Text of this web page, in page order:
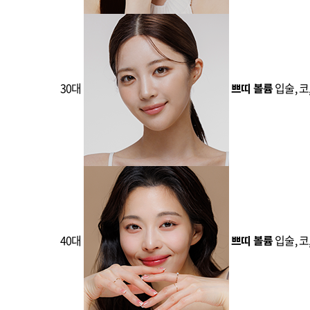
30대 쁘띠 볼륨 입술,
40대 쁘띠 볼륨 입술,